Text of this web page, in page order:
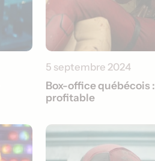
5 septembre 2024
Box-office québécois
profitable